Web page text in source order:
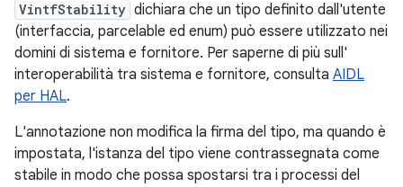
VintfStability dichiara che un tipo definito dall'utente
(interfaccia, parcelable ed enum) può essere utilizzato nei
domini di sistema e fornitore. Per saperne di più sull'
interoperabilità tra sistema e fornitore, consulta AIDL
per HAL.
L'annotazione non modifica la firma del tipo, ma quando è
impostata, l'istanza del tipo viene contrassegnata come
stabile in modo che possa spostarsi tra i processi del